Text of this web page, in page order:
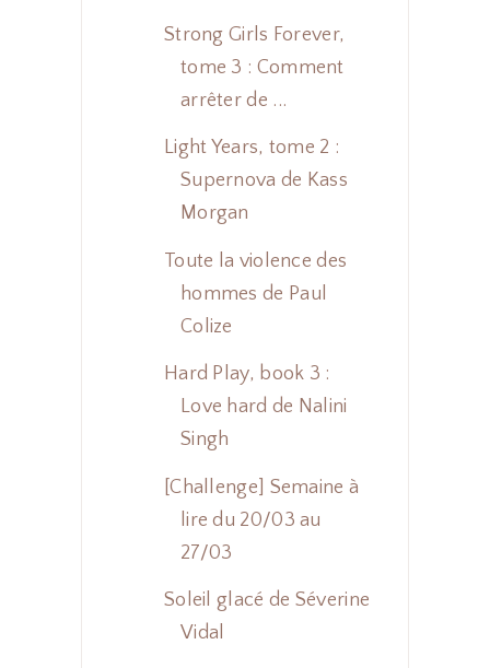
Strong Girls Forever,
tome 3 : Comment
arrêter de ...
Light Years, tome 2 :
Supernova de Kass
Morgan
Toute la violence des
hommes de Paul
Colize
Hard Play, book 3 :
Love hard de Nalini
Singh
[Challenge] Semaine à
lire du 20/03 au
27/03
Soleil glacé de Séverine
Vidal